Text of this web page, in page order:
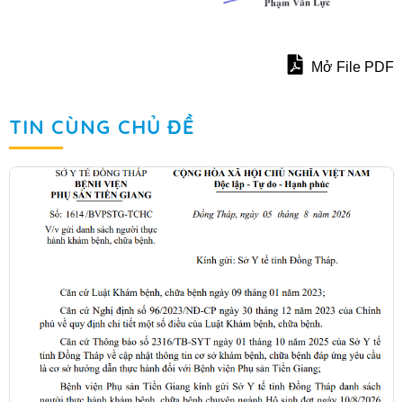
Mở File PDF
TIN CÙNG CHỦ ĐỀ